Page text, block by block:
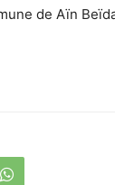
de Aïn